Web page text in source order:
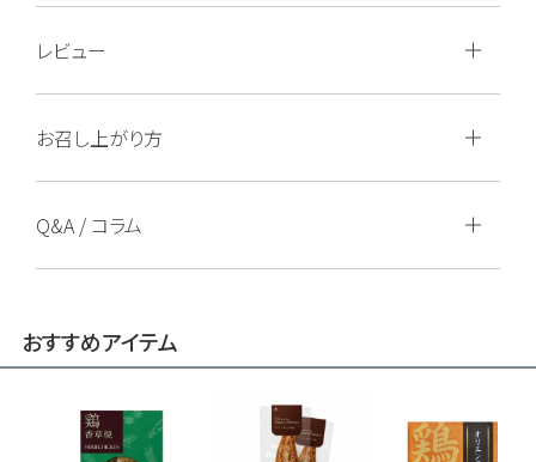
レビュー
お召し上がり方
Q&A / コラム
おすすめアイテム